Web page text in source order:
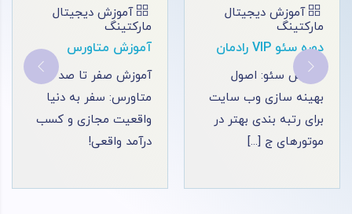
آموزش دیجیتال
مارکتینگ
آموزش متاورس
آموزش صفر تا صد
متاورس: سفر به دنیا
واقعیت مجازی و کسب
درآمد واقعی!
آموزش دیجیتال
مارکتینگ
آموزش تولید محتوا
دوره جامع تولید محتوا
به شما چگونگی ایجاد
محتوای برتر را آموزش
می‌ دهد [...]